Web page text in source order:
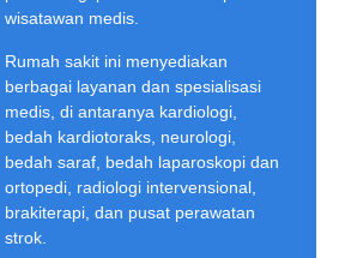
wisatawan medis.
Rumah sakit ini menyediakan
berbagai layanan dan spesialisasi
medis, di antaranya kardiologi,
bedah kardiotoraks, neurologi,
bedah saraf, bedah laparoskopi dan
ortopedi, radiologi intervensional,
brakiterapi, dan pusat perawatan
strok.